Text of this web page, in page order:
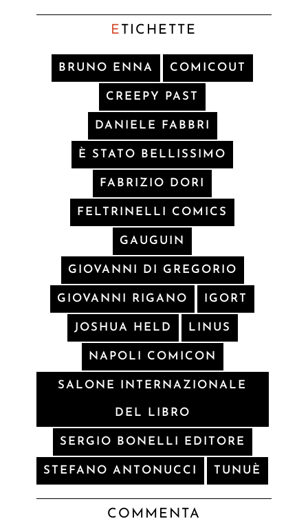
E TICHETTE
BRUNO ENNA COMICOUT
CREEPY PAST
DANIELE FABBRI
È STATO BELLISSIMO
FABRIZIO DORI
FELTRINELLI COMICS
GAUGUIN
GIOVANNI DI GREGORIO
GIOVANNI RIGANO IGORT
JOSHUA HELD LINUS
NAPOLI COMICON
SALONE INTERNAZIONALE
DEL LIBRO
SERGIO BONELLI EDITORE
STEFANO ANTONUCCI TUNUÈ
COMMENTA